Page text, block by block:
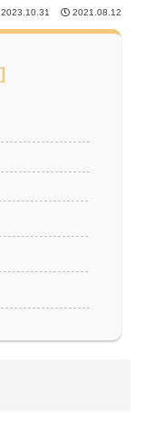
2023.10.31 2021.08.12